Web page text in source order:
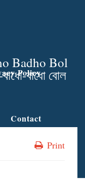
Policy
Contact
Badho Bol
বাধো বোল
Print